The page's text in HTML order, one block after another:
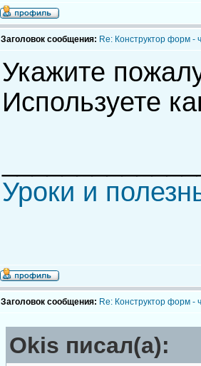
Заголовок сообщения: Re: Конструктор форм -
Укажите
Используете
Уроки и
Заголовок сообщения: Re: Конструктор форм -
Okis писал(а):